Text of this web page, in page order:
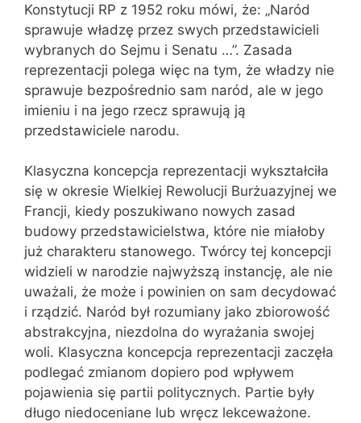
Konstytucji RP z 1952 roku mówi, że: „Naród
sprawuje władzę przez swych przedstawicieli
wybranych do Sejmu i Senatu …”. Zasada
reprezentacji polega więc na tym, że władzy nie
sprawuje bezpośrednio sam naród, ale w jego
imieniu i na jego rzecz sprawują ją
przedstawiciele narodu.
Klasyczna koncepcja reprezentacji wykształciła
się w okresie Wielkiej Rewolucji Burżuazyjnej we
Francji, kiedy poszukiwano nowych zasad
budowy przedstawicielstwa, które nie miałoby
już charakteru stanowego. Twórcy tej koncepcji
widzieli w narodzie najwyższą instancję, ale nie
uważali, że może i powinien on sam decydować
i rządzić. Naród był rozumiany jako zbiorowość
abstrakcyjna, niezdolna do wyrażania swojej
woli. Klasyczna koncepcja reprezentacji zaczęła
podlegać zmianom dopiero pod wpływem
pojawienia się partii politycznych. Partie były
długo niedoceniane lub wręcz lekceważone.